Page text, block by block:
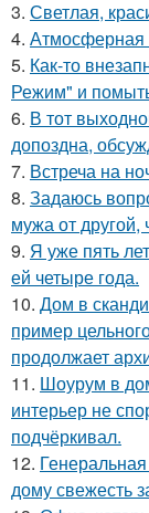
3. Светлая,
4. Атмосферная
5. Как-то
Режим" и
6. В тот
допоздна,
7. Встреча на
8. Задаюсь
мужа от другой,
9. Я уже пять
ей четыре года.
10. Дом в
пример
продолжает
11. Шоурум в
интерьер не
подчёркивал.
12.
дому свежесть